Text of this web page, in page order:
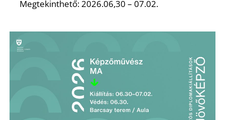
Megtekinthető: 2026.06,30 – 07.02.